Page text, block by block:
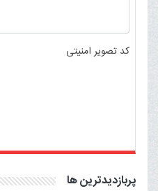
کد تصویر امنیتی
پربازدیدترین ها